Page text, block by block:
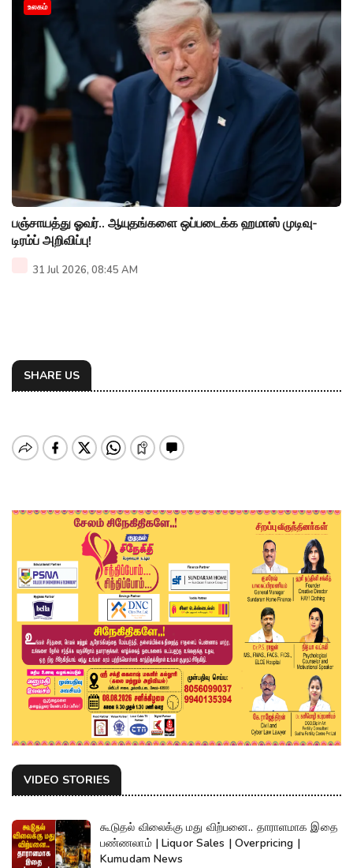
உலகம்
பஞ்சாயத்து ஓவர்.. ஆயுதங்களை ஒப்படைக்க ஹமாஸ் முடிவு-
டிரம்ப் அறிவிப்பு!
31 Jul 2026, 08:45 AM
SHARE US
VIDEO STORIES
கூடுதல் விலைக்கு மது விற்பனை.. தாராளமாக இதை
பண்ணலாம் | Liquor Sales | Overpricing |
Kumudam News